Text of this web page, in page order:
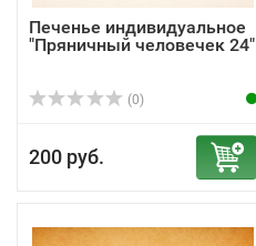
Печенье индивидуальное
"Пряничный человечек 24"
(0)
200 руб.